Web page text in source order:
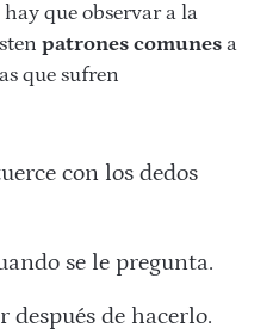
que observar a la
patrones comunes a
que sufren
con los dedos
se le pregunta.
después de hacerlo.